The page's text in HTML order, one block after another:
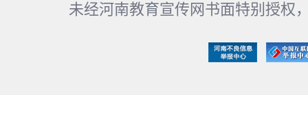
未经河南教育宣传网书面特别授权